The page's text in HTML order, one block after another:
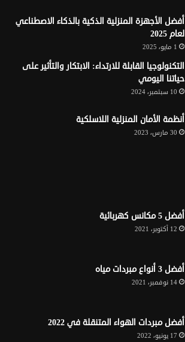
أفضل الأجهزة المنزلية الذكية بالذكاء الاصطناعي
لعام 2025
1 مايو، 2025
التكنولوجيا القابلة للارتداء: الابتكار والتأثير على
حياتنا اليومي
10 سبتمبر، 2024
أنظمة الأمان المنزلية اللاسلكية
30 مارس، 2023
أفضل 5 مكانس كهربائية
12 أكتوبر، 2021
أفضل 3 أنواع مبردات مياه
14 نوفمبر، 2021
أفضل مبردات الهواء المتنقلة في 2022
17 يونيو، 2022